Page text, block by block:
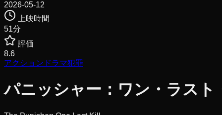
2026-05-12
上映時間
51分
評価
8.6
アクション ドラマ犯罪
パニッシャー：ワン・ラスト